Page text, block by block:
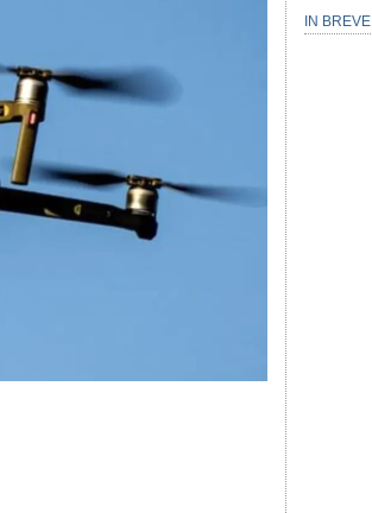
IN BREVE